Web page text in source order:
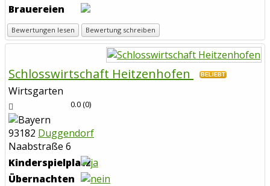
Brauereien
Bewertungen lesen Bewertung schreiben
Schlosswirtschaft Heitzenhofen BELIEBT
Wirtsgarten
0.0(0)
93182 Duggendorf
Naabstraße 6
Kinderspielplatz
Übernachten